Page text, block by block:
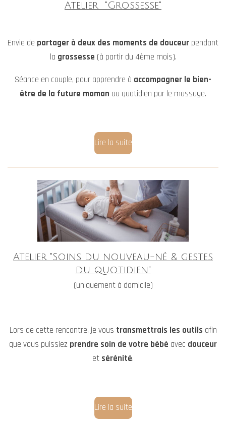
Atelier "Grossesse"
Envie de partager à deux des moments de douceur pendant
la grossesse (à partir du 4ème mois).
Séance en couple, pour apprendre à accompagner le bien-
être de la future maman au quotidien par le massage.
Lire la suite
Atelier "Soins du nouveau-né & gestes
du quotidien"
(uniquement à domicile)
Lors de cette rencontre, je vous transmettrais les outils afin
que vous puissiez prendre soin de votre bébé avec douceur
et sérénité.
Lire la suite